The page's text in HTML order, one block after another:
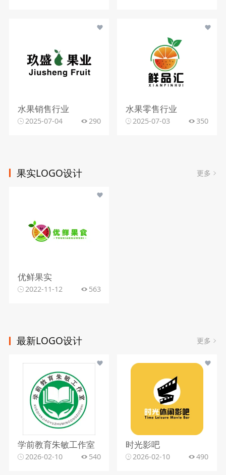
水果销售行业
2025-07-04 290
水果零售行业
2025-07-03 350
果实LOGO设计 更多
优鲜果实
2022-11-12 563
最新LOGO设计 更多
学前教育朱敏工作室
2026-02-10 540
时光影吧
2026-02-10 490